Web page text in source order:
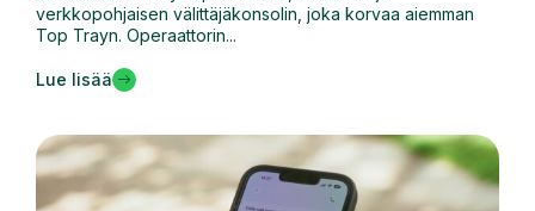
verkkopohjaisen välittäjäkonsolin, joka korvaa aiemman
Top Trayn. Operaattorin...
Lue lisää